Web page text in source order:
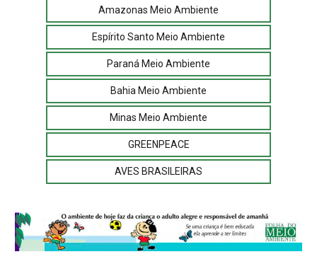
Amazonas Meio Ambiente
Espírito Santo Meio Ambiente
Paraná Meio Ambiente
Bahia Meio Ambiente
Minas Meio Ambiente
GREENPEACE
AVES BRASILEIRAS